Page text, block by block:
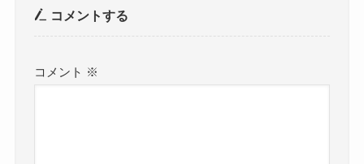
コメントする
コメント ※